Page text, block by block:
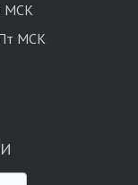
МСК
МСК